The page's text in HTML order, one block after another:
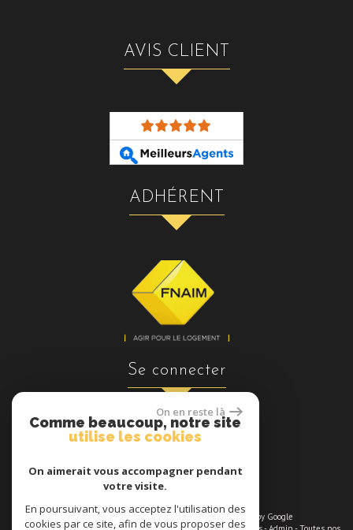
AVIS CLIENT
ADHÉRENT
se connecter
© 2026 | Tous droits réservés | Traduction powered by Google
On en reste là
Comme beaucoup, notre site
utilise les cookies
On aimerait vous accompagner pendant
votre visite.
En poursuivant, vous acceptez l'utilisation des
cookies par ce site, afin de vous proposer des